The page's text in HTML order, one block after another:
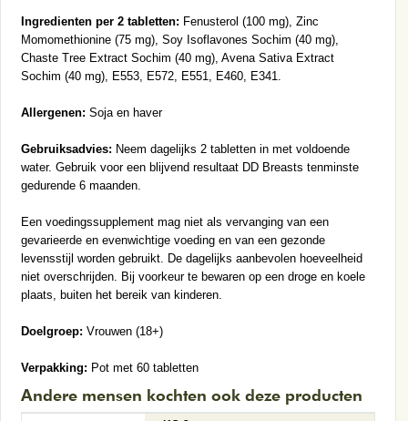
Ingredienten per 2 tabletten: Fenusterol (100 mg), Zinc
Momomethionine (75 mg), Soy Isoflavones Sochim (40 mg),
Chaste Tree Extract Sochim (40 mg), Avena Sativa Extract
Sochim (40 mg), E553, E572, E551, E460, E341.
Allergenen: Soja en haver
Gebruiksadvies: Neem dagelijks 2 tabletten in met voldoende
water. Gebruik voor een blijvend resultaat DD Breasts tenminste
gedurende 6 maanden.
Een voedingssupplement mag niet als vervanging van een
gevarieerde en evenwichtige voeding en van een gezonde
levensstijl worden gebruikt. De dagelijks aanbevolen hoeveelheid
niet overschrijden. Bij voorkeur te bewaren op een droge en koele
plaats, buiten het bereik van kinderen.
Doelgroep: Vrouwen (18+)
Verpakking: Pot met 60 tabletten
Andere mensen kochten ook deze producten